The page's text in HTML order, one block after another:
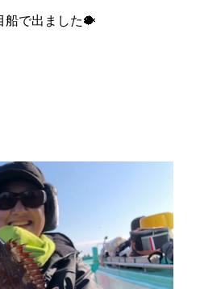
船で出ました🐡